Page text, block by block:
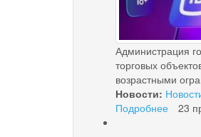
IX
в
крае
в
2026
году
Администрация
торговых
возрастными
Новости:
Подробнее
23